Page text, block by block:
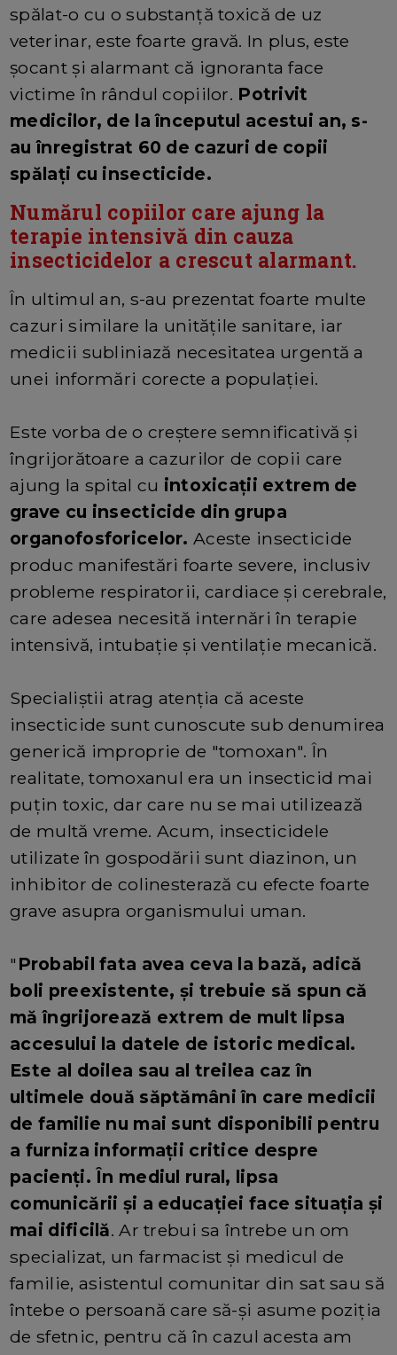
spălat-o cu o substanță toxică de uz
veterinar, este foarte gravă. In plus, este
șocant și alarmant că ignoranta face
victime în rândul copiilor. Potrivit
medicilor, de la începutul acestui an, s-
au înregistrat 60 de cazuri de copii
spălați cu insecticide.
Numărul copiilor care ajung la
terapie intensivă din cauza
insecticidelor a crescut alarmant.
În ultimul an, s-au prezentat foarte multe
cazuri similare la unitățile sanitare, iar
medicii subliniază necesitatea urgentă a
unei informări corecte a populației.
Este vorba de o creștere semnificativă și
îngrijorătoare a cazurilor de copii care
ajung la spital cu intoxicații extrem de
grave cu insecticide din grupa
organofosforicelor. Aceste insecticide
produc manifestări foarte severe, inclusiv
probleme respiratorii, cardiace și cerebrale,
care adesea necesită internări în terapie
intensivă, intubație și ventilație mecanică.
Specialiștii atrag atenția că aceste
insecticide sunt cunoscute sub denumirea
generică improprie de "tomoxan". În
realitate, tomoxanul era un insecticid mai
puțin toxic, dar care nu se mai utilizează
de multă vreme. Acum, insecticidele
utilizate în gospodării sunt diazinon, un
inhibitor de colinesterază cu efecte foarte
grave asupra organismului uman.
" Probabil fata avea ceva la bază, adică
boli preexistente, și trebuie să spun că
mă îngrijorează extrem de mult lipsa
accesului la datele de istoric medical.
Este al doilea sau al treilea caz în
ultimele două săptămâni în care medicii
de familie nu mai sunt disponibili pentru
a furniza informații critice despre
pacienți. În mediul rural, lipsa
comunicării și a educației face situația și
mai dificilă. Ar trebui sa întrebe un om
specializat, un farmacist şi medicul de
familie, asistentul comunitar din sat sau să
întebe o persoană care să-şi asume poziţia
de sfetnic, pentru că în cazul acesta am